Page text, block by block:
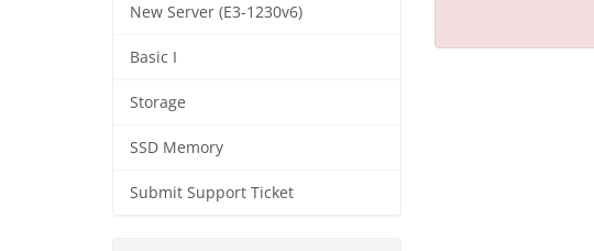
New Server (E3-1230v6)
Basic I
Storage
SSD Memory
Submit Support Ticket